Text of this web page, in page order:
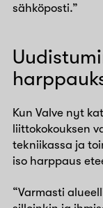
sähköposti.”
Kun Valve nyt
liittokokouksen
tekniikassa ja
iso harppaus
“Varmasti